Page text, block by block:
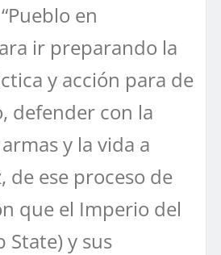
en
ir preparando la
y acción para de
defender con la
y la vida a
de ese proceso de
que el Imperio del
State) y sus